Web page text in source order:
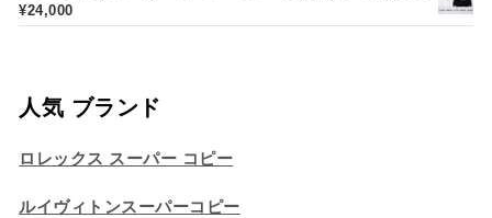
¥24,000
人気 ブランド
ロレックス スーパー コピー
ルイヴィトンスーパーコピー